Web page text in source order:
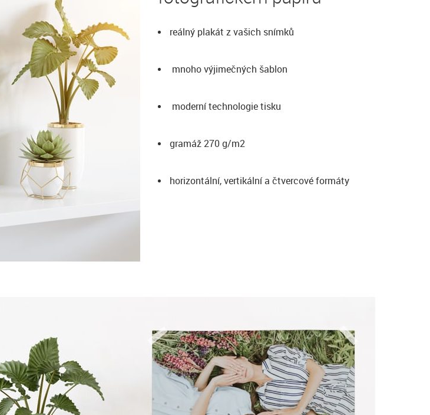
reálný plakát z vašich snímků
mnoho výjimečných šablon
moderní technologie tisku
gramáž 270 g/m2
horizontální, vertikální a čtvercové formáty